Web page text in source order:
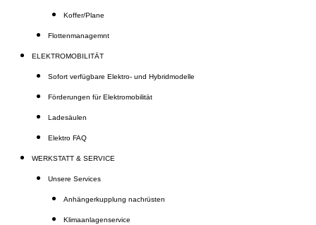
Koffer/Plane
Flottenmanagemnt
ELEKTROMOBILITÄT
Sofort verfügbare Elektro- und Hybridmodelle
Förderungen für Elektromobilität
Ladesäulen
Elektro FAQ
WERKSTATT & SERVICE
Unsere Services
Anhängerkupplung nachrüsten
Klimaanlagenservice